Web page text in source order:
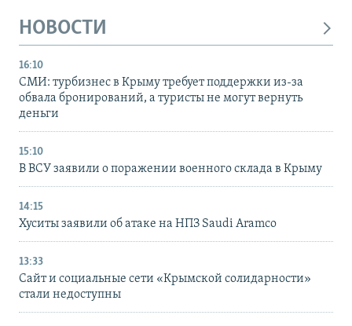
НОВОСТИ
16:10
СМИ: турбизнес в Крыму требует поддержки из-за
обвала бронирований, а туристы не могут вернуть
деньги
15:10
В ВСУ заявили о поражении военного склада в Крыму
14:15
Хуситы заявили об атаке на НПЗ Saudi Aramco
13:33
Сайт и социальные сети «Крымской солидарности»
стали недоступны